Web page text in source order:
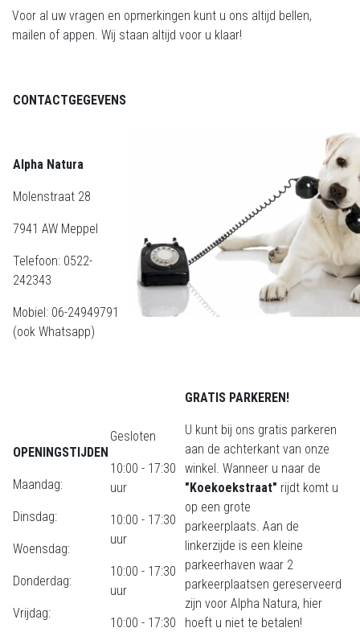
Voor al uw vragen en opmerkingen kunt u ons altijd bellen,
mailen of appen. Wij staan altijd voor u klaar!
CONTACTGEGEVENS
Alpha Natura
Molenstraat 28
7941 AW Meppel
Telefoon: 0522-
242343
Mobiel: 06-24949791
(ook Whatsapp)
OPENINGSTIJDEN
Maandag:
Dinsdag:
Woensdag:
Donderdag:
Vrijdag:
Gesloten
10:00 - 17:30
uur
10:00 - 17:30
uur
10:00 - 17:30
uur
10:00 - 17:30
GRATIS PARKEREN!
U kunt bij ons gratis parkeren
aan de achterkant van onze
winkel. Wanneer u naar de
"Koekoekstraat" rijdt komt u
op een grote
parkeerplaats. Aan de
linkerzijde is een kleine
parkeerhaven waar 2
parkeerplaatsen gereserveerd
zijn voor Alpha Natura, hier
hoeft u niet te betalen!